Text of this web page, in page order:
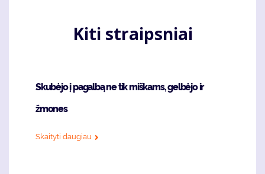
Kiti straipsniai
Skubėjo į pagalbą ne tik miškams, gelbėjo ir
žmones
Skaityti daugiau